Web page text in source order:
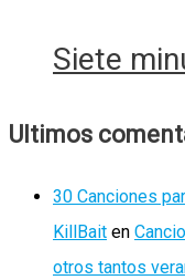
Siete
Ultimos
30 Canciones
KillBait en
otros tantos